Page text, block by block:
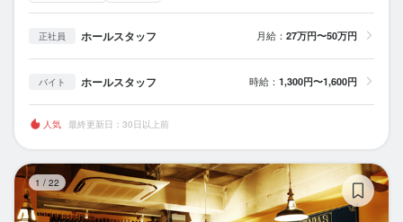
正社員 ホールスタッフ 月給： 27万円〜50万円
バイト ホールスタッフ 時給： 1,300円〜1,600円
人気 最終更新日：30日以上前
1 / 22